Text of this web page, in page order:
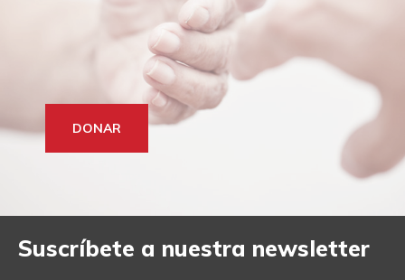
DONAR
Suscríbete a nuestra newsletter